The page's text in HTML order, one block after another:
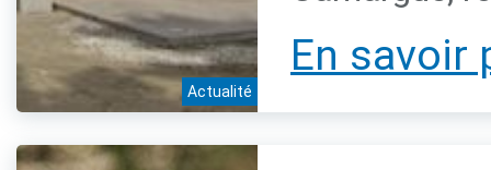
Actualité
En savoir